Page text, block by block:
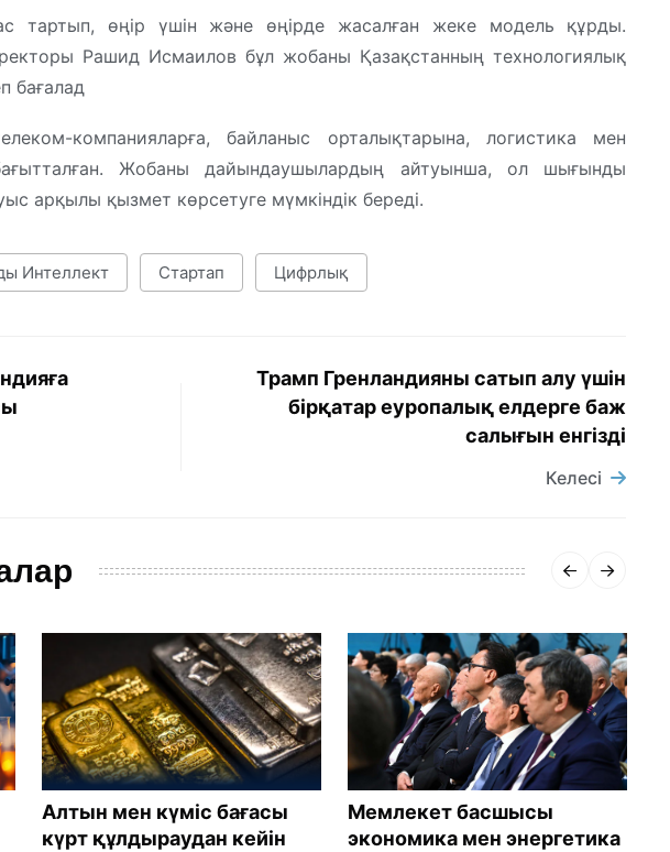
тартып, өңір үшін және өңірде жасалған жеке модель құрды.
Рашид Исмаилов бұл жобаны Қазақстанның технологиялық
бағалад
компанияларға, байланыс орталықтарына, логистика мен
Жобаны дайындаушылардың айтуынша, ол шығынды
арқылы қызмет көрсетуге мүмкіндік береді.
Интеллект Стартап Цифрлық
Трамп Гренландияны сатып алу үшін
бірқатар еуропалық елдерге баж
салығын енгізді
Келесі
Алтын мен күміс бағасы
күрт құлдыраудан кейін
Мемлекет басшысы
экономика мен энергетика